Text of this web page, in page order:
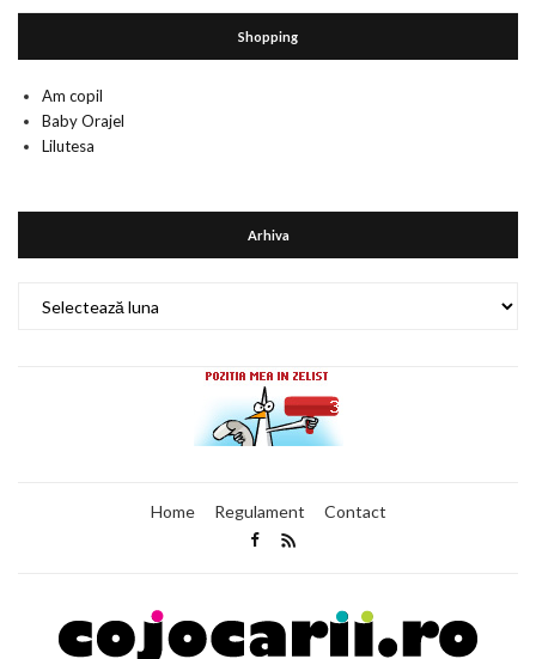
Shopping
Am copil
Baby Orajel
Lilutesa
Arhiva
Home Regulament Contact